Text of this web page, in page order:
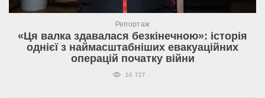
Репортаж
«Ця валка здавалася безкінечною»: історія
однієї з наймасштабніших евакуаційних
операцій початку війни
10 727